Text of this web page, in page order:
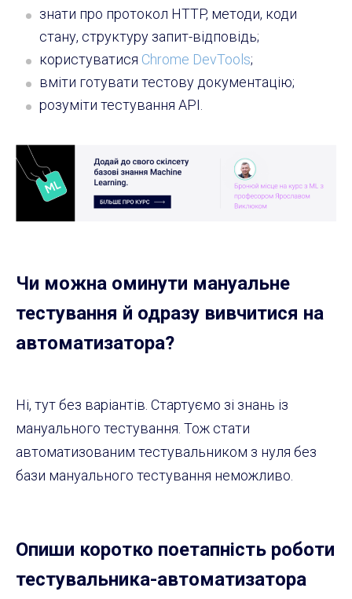
знати про протокол HTTP, методи, коди
стану, структуру запит-відповідь;
користуватися Chrome DevTools;
вміти готувати тестову документацію;
розуміти тестування АРІ.
Чи можна оминути мануальне
тестування й одразу вивчитися на
автоматизатора?
Ні, тут без варіантів. Стартуємо зі знань із
мануального тестування. Тож стати
автоматизованим тестувальником з нуля без
бази мануального тестування неможливо.
Опиши коротко поетапність роботи
тестувальника-автоматизатора